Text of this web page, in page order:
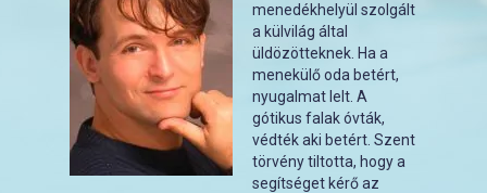
menedékhelyül szolgált
a külvilág által
üldözötteknek. Ha a
menekülő oda betért,
nyugalmat lelt. A
gótikus falak óvták,
védték aki betért. Szent
törvény tiltotta, hogy a
segítséget kérő az